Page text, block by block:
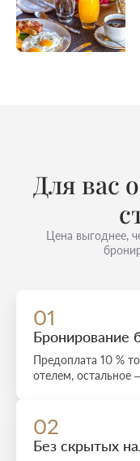
Для вас
Цена выгоднее,
01
Бронирование
Предоплата 10 %
отелем, остальное
02
Без скрытых